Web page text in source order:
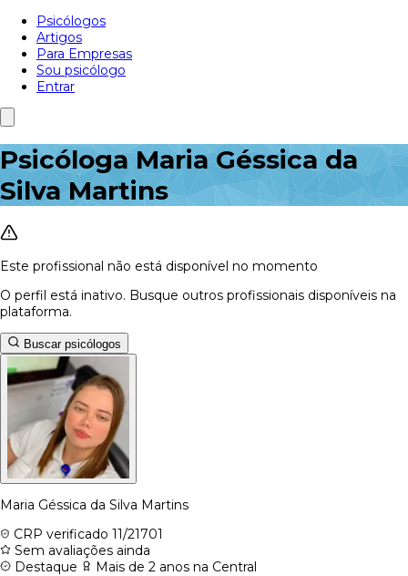
Psicólogos
Artigos
Para Empresas
Sou psicólogo
Entrar
Psicóloga Maria Géssica da
Silva Martins
Este profissional não está disponível no momento
O perfil está inativo. Busque outros profissionais disponíveis na
plataforma.
Buscar psicólogos
Maria Géssica da Silva Martins
CRP verificado 11/21701
Sem avaliações ainda
Destaque
Mais de 2 anos na Central